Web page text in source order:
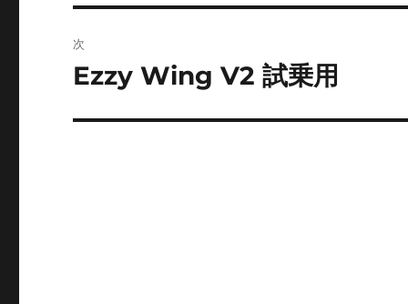
ゲ
投
稿:
次
次
投
Ezzy Wing V2 試乗用